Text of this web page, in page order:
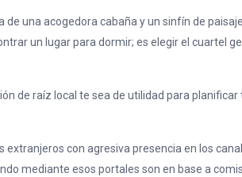
una acogedora cabaña y un sinfín de
un lugar para dormir; es elegir el cuartel
de raíz local te sea de utilidad para planificar
con agresiva presencia en los
mediante esos portales son en base a